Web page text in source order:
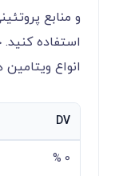
و منابع
استفاده
انواع
DV
0 %